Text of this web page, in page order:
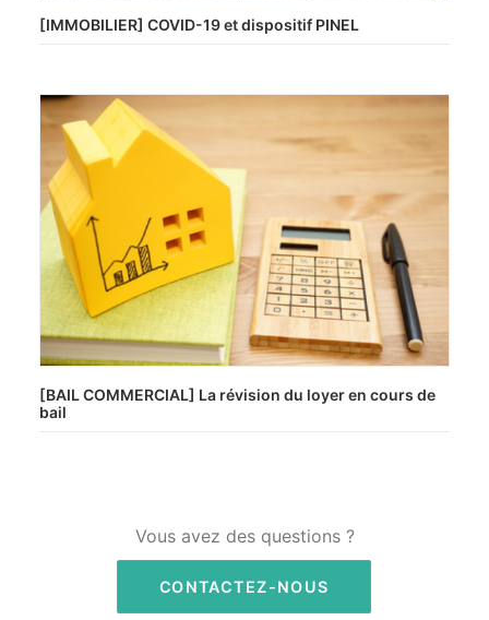
[IMMOBILIER] COVID-19 et dispositif PINEL
[BAIL COMMERCIAL] La révision du loyer en cours de
bail
Vous avez des questions ?
CONTACTEZ-NOUS